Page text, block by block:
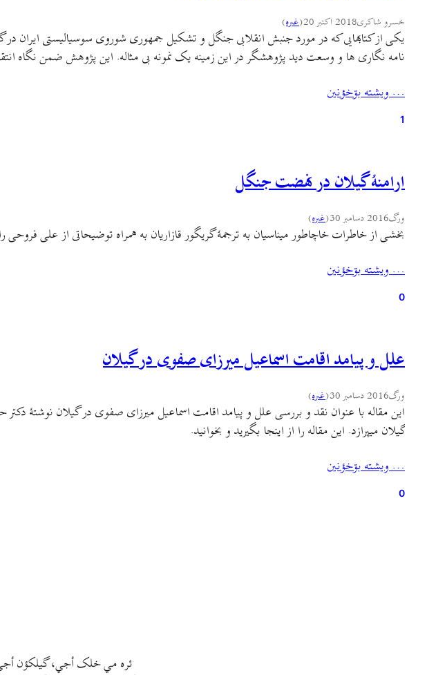
خسرو شاکری2018 اکتبر 20 (غىره)
یکی از کتابهایی که در مورد جنبش انقلابی جنگل و تشکیل جمهوری شوروی سوسیالیستی ایران
نامه نگاری ها و وسعت دید پژوهشگر در این زمینه یک نمونه بی مثاله. این پژوهش ضمن نگاه
… ويشته بۊخؤنين
1
ارامنهٔ گیلان در نهضت جنگل
ورگ2016 دسامبر 30 (غىره)
بخشی از خاطرات خاچاطور میناسیان به ترجمهٔ گریگور قازاریان به همراه توضیحاتی از علی فروحی را
… ويشته بۊخؤنين
0
علل و پیامد اقامت اسماعیل میرزای صفوی در گیلان
ورگ2016 دسامبر 30 (غىره)
این مقاله با عنوان نقد و بررسی علل و پیامد اقامت اسماعیل میرزای صفوی در گیلان نوشتهٔ
گیلان میپرازد. این مقاله را از اینجا بگیرید و بخوانید.
… ويشته بۊخؤنين
0
ئره مي خلک أجي، گيلکؤن أجي